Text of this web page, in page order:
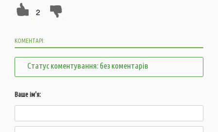
2
КОМЕНТАРІ:
Статус коментування: без коментарів
Ваше ім'я: